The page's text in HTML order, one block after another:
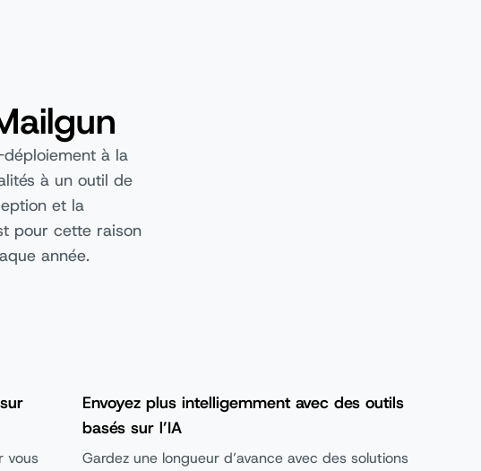
à la
à un outil de
et la
pour cette raison
année.
vous
Envoyez plus intelligemment avec des outils
basés sur l’IA
Gardez une longueur d’avance avec des solutions